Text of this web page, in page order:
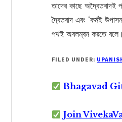
তাদের কাছে অদ্বৈতবাদই
দ্বৈতবাদ এবং ‘কর্মই
পথই অবলম্বন করতে বলে।
FILED UNDER:
Bhagavad
Join